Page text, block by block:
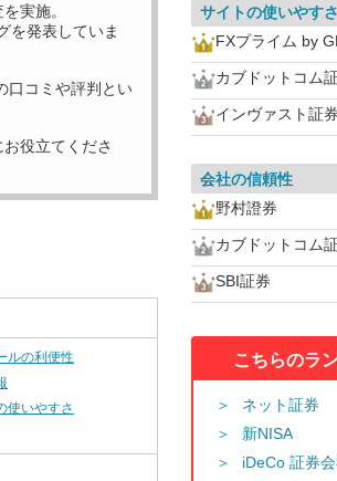
実施。
を発表していま
口コミや評判とい
お役立てくださ
ルの利便性
使いやすさ
サイトの使いやすさ
FXプライム by
カブドットコム
インヴァスト証券
会社の信頼性
野村證券
カブドットコム
SBI証券
こちらのラ
ネット証券
新NISA
iDeCo 証券